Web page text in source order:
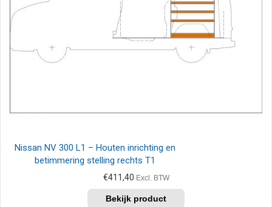
Nissan NV 300 L1 – Houten inrichting en
betimmering stelling rechts T1
€411,40 Excl. BTW